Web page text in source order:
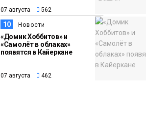
07 августа 562
10 Новости
«Домик Хоббитов» и
«Самолёт в облаках»
появятся в Кайеркане
07 августа 462